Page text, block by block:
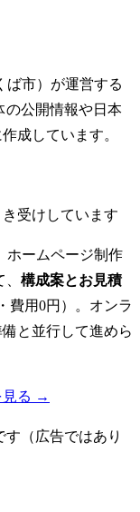
ば市）が運営する
の公開情報や日本
成しています。
受けしています
ホームページ制作
構成案とお見積
費用0円）。オンラ
と並行して進めら
見る →
（広告ではあり